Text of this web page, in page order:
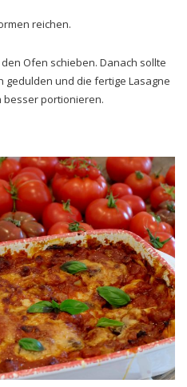
reichen.
Ofen schieben. Danach sollte
gedulden und die fertige Lasagne
besser portionieren.